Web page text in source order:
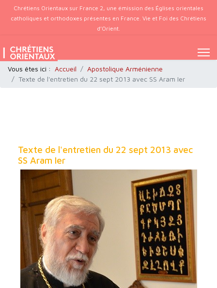
Chrétiens Orientaux sur France 2, une émission des Églises orientales
catholiques et orthodoxes présentes en France. Vie et Foi des Chrétiens
d’Orient.
Vous êtes ici : Accueil
Apostolique Arménienne
Texte de l'entretien du 22 sept 2013 avec SS Aram Ier
Texte de l'entretien du 22 sept 2013 avec
SS Aram Ier